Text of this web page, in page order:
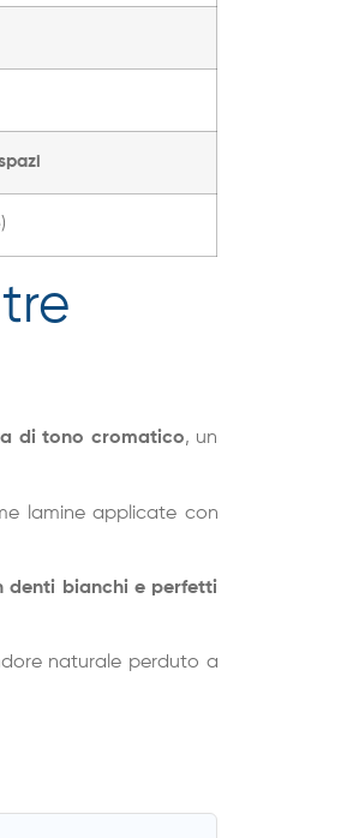
di tono cromatico, un
lamine applicate con
denti bianchi e perfetti
naturale perduto a